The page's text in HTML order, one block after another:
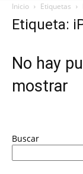
Inicio Etiquetas
Etiqueta:
No hay
mostrar
Buscar